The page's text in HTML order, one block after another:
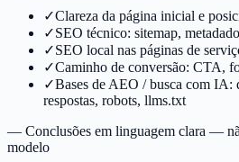
✓Clareza da página inicial e
✓SEO técnico: sitemap,
✓SEO local nas páginas de
✓Caminho de conversão: CTA,
✓Bases de AEO / busca com IA:
respostas, robots, llms.txt
— Conclusões em linguagem clara —
modelo